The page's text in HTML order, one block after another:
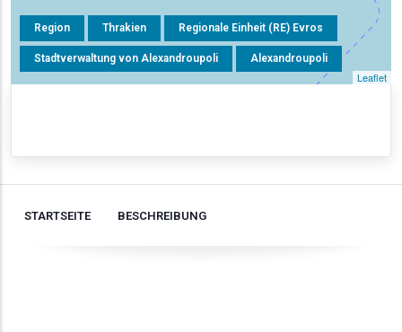
Region Thrakien Regionale Einheit (RE) Evros
Stadtverwaltung von Alexandroupoli Alexandroupoli
Leaflet
STARTSEITE BESCHREIBUNG